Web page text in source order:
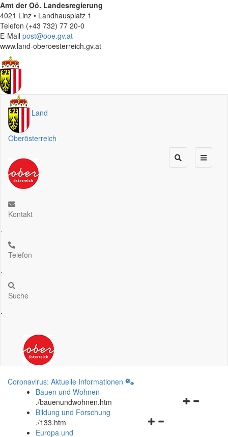
Amt derOö. Landesregierung
4021 Linz • Landhausplatz 1
Telefon (+43 732) 77 20-0
E-Mail post@ooe.gv.at
www.land-oberoesterreich.gv.at
Land
Oberösterreich
Kontakt
.
Telefon
.
Suche
.
Coronavirus: Aktuelle Informationen
Bauen und Wohnen
./bauenundwohnen.htm
Navigationsmenü
Bildung und Forschung
./133.htm
Europa und